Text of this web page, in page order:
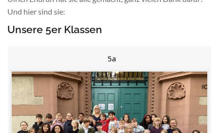
Und hier sind sie:
Unsere 5er Klassen
5a